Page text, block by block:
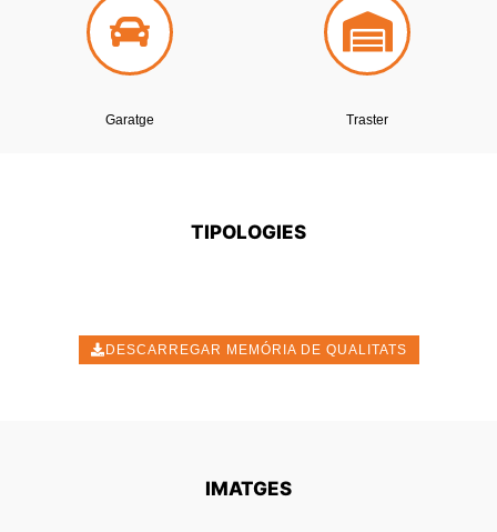
Garatge Traster
TIPOLOGIES
DESCARREGAR MEMÓRIA DE QUALITATS
IMATGES